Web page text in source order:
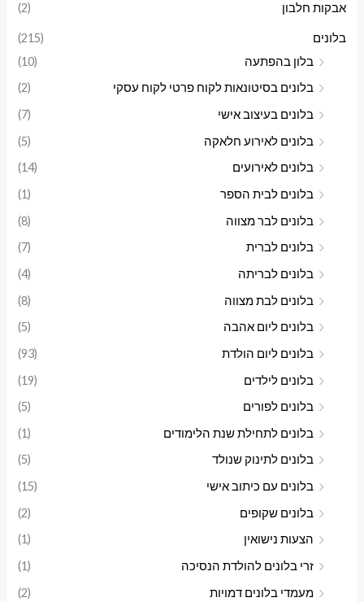
י
מ
ל
י
י
מ
ל
י
אבקות חלבון (2)
בלונים
(215)
בלון בהפתעה
(10)
בלונים בסיטונאות לקוח פרטי לקוח עסקי
(2)
בלונים בעיצוב אישי
(7)
בלונים לאירוע חלאקה
(5)
בלונים לאירועים
(14)
בלונים לבית הספר
(1)
בלונים לבר מצווה
(8)
בלונים לברית
(7)
בלונים לבריתה
(4)
בלונים לבת מצווה
(8)
בלונים ליום אהבה
(5)
בלונים ליום הולדת
(93)
בלונים לילדים
(19)
בלונים לפורים
(5)
בלונים לתחילת שנת הלימודים
(1)
בלונים לתינוק שנולד
(5)
בלונים עם כיתוב אישי
(15)
בלונים שקופים
(2)
הצעות נישואין
(1)
זרי בלונים להולדת הנסיכה
(1)
מעמדי בלונים דמויות
(2)